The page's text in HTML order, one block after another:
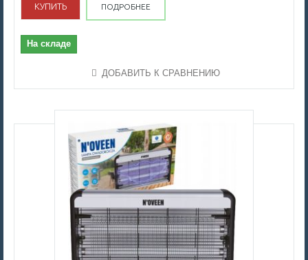
КУПИТЬ ПОДРОБНЕЕ
На складе
ДОБАВИТЬ К СРАВНЕНИЮ